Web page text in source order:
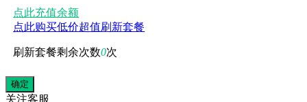
点此充值余额
点此购买低价超值刷新套餐
刷新套餐剩余次数0次
关注客服